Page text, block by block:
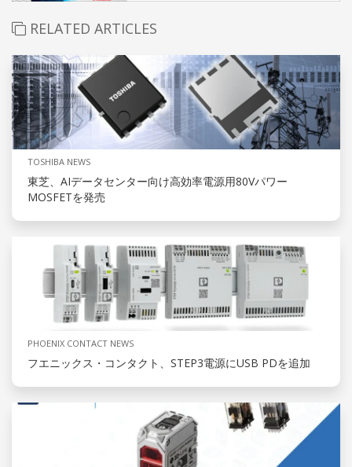
RELATED ARTICLES
TOSHIBA NEWS
東芝、AIデータセンター向け高効率電源用80Vパワー
MOSFETを発売
PHOENIX CONTACT NEWS
フエニックス・コンタクト、STEP3電源にUSB PDを追加